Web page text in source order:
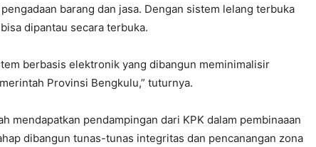
barang dan jasa. Dengan sistem lelang terbuka
dipantau secara terbuka.
berbasis elektronik yang dibangun meminimalisir
Provinsi Bengkulu,” tuturnya.
mendapatkan pendampingan dari KPK dalam pembinaaan
dibangun tunas-tunas integritas dan pencanangan zona